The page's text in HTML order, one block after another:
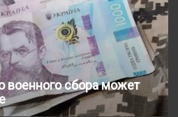
военного сбора может